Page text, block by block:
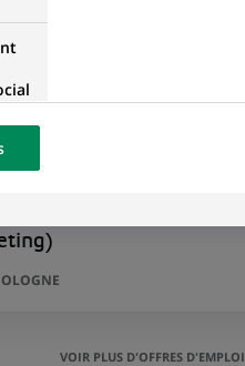
VOIR PLUS D'OFFRES
a